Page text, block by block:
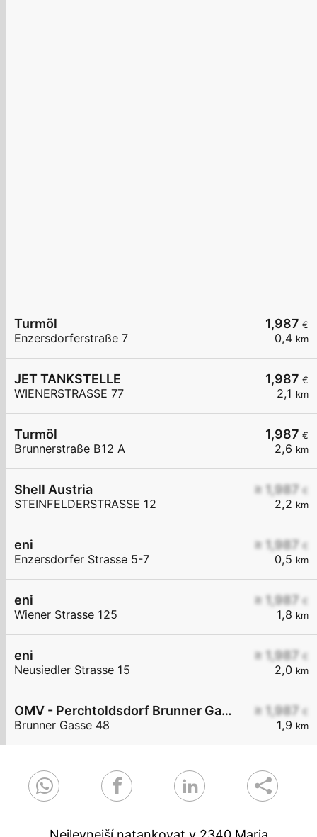
1,987 €
0,4 km
Turmöl
Enzersdorferstraße 7
1,987 €
2,1 km
JET TANKSTELLE
WIENERSTRASSE 77
1,987 €
2,6 km
Turmöl
Brunnerstraße B12 A
≥ 1,987 €
2,2 km
Shell Austria
STEINFELDERSTRASSE 12
≥ 1,987 €
0,5 km
eni
Enzersdorfer Strasse 5-7
≥ 1,987 €
1,8 km
eni
Wiener Strasse 125
≥ 1,987 €
2,0 km
eni
Neusiedler Strasse 15
≥ 1,987 €
1,9 km
OMV - Perchtoldsdorf Brunner Gasse 48
Brunner Gasse 48